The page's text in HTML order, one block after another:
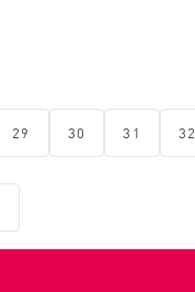
29 30 31 32